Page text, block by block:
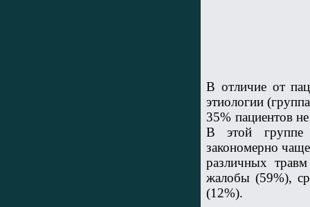
В отличие от
этиологии
35% пациентов
В этой группе
закономерно
различных
жалобы (59%),
(12%).